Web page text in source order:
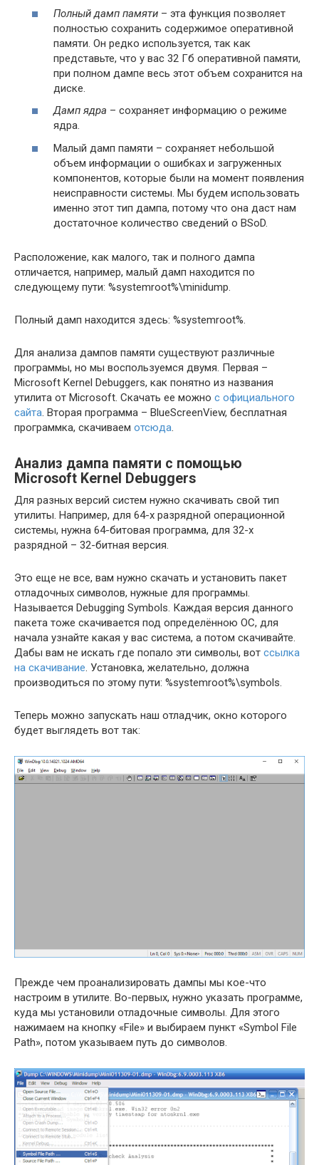
Полный дамп памяти – эта функция позволяет
полностью сохранить содержимое оперативной
памяти. Он редко используется, так как
представьте, что у вас 32 Гб оперативной памяти,
при полном дампе весь этот объем сохранится на
диске.
Дамп ядра – сохраняет информацию о режиме
ядра.
Малый дамп памяти – сохраняет небольшой
объем информации о ошибках и загруженных
компонентов, которые были на момент появления
неисправности системы. Мы будем использовать
именно этот тип дампа, потому что она даст нам
достаточное количество сведений о BSoD.
Расположение, как малого, так и полного дампа
отличается, например, малый дамп находится по
следующему пути: %systemroot%\minidump.
Полный дамп находится здесь: %systemroot%.
Для анализа дампов памяти существуют различные
программы, но мы воспользуемся двумя. Первая –
Microsoft Kernel Debuggers, как понятно из названия
утилита от Microsoft. Скачать ее можно с официального
сайта . Вторая программа – BlueScreenView, бесплатная
программка, скачиваем отсюда
Анализ дампа памяти с помощью
Microsoft Kernel Debuggers
Для разных версий систем нужно скачивать свой тип
утилиты. Например, для 64-х разрядной операционной
системы, нужна 64-битовая программа, для 32-х
разрядной – 32-битная версия.
Это еще не все, вам нужно скачать и установить пакет
отладочных символов, нужные для программы.
Называется Debugging Symbols. Каждая версия данного
пакета тоже скачивается под определённою ОС, для
начала узнайте какая у вас система, а потом скачивайте.
Дабы вам не искать где попало эти символы, вот ссылка
на скачивание . Установка, желательно, должна
производиться по этому пути: %systemroot%\symbols.
Теперь можно запускать наш отладчик, окно которого
будет выглядеть вот так:
Прежде чем проанализировать дампы мы кое-что
настроим в утилите. Во-первых, нужно указать программе,
куда мы установили отладочные символы. Для этого
нажимаем на кнопку «File» и выбираем пункт «Symbol File
Path», потом указываем путь до символов.